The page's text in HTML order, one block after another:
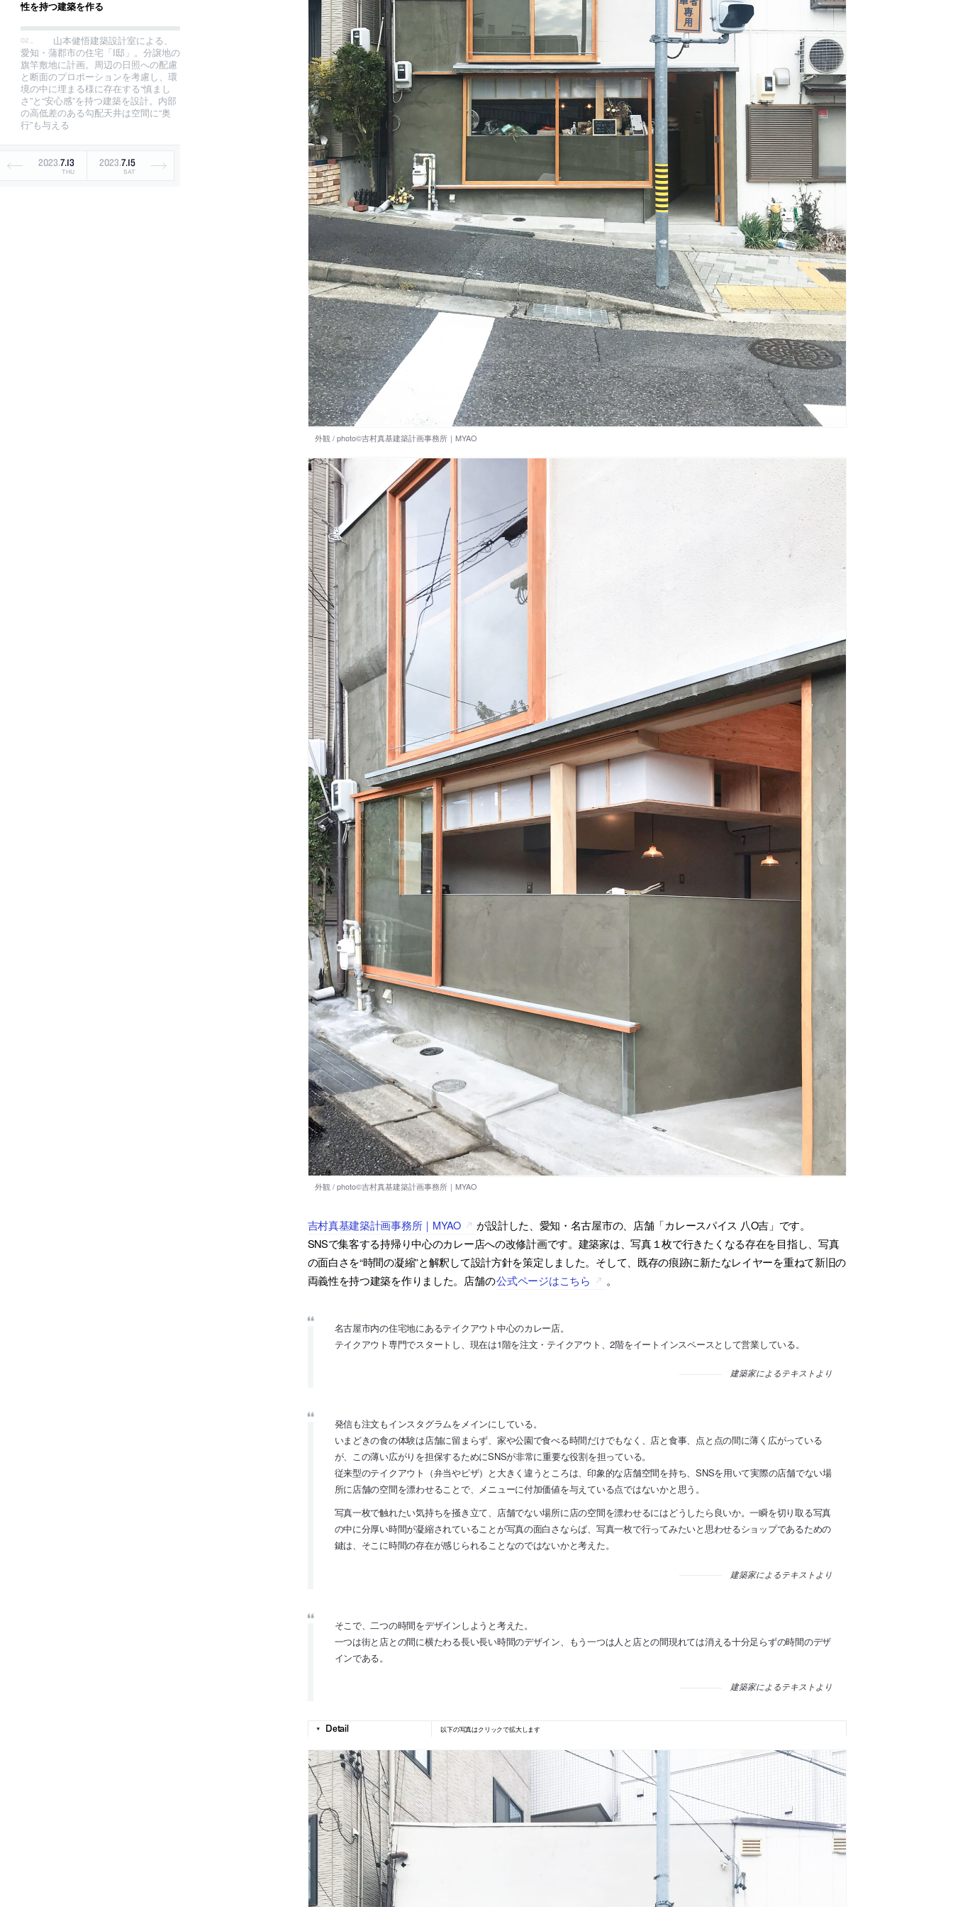
性を持つ建築を作る
山本健悟建築設計室による、
愛知・蒲郡市の住宅「I邸」。分譲地の
旗竿敷地に計画。周辺の日照への配慮
と断面のプロポーションを考慮し、環
境の中に埋まる様に存在する“慎まし
さ”と“安心感”を持つ建築を設計。内部
の高低差のある勾配天井は空間に“奥
行”も与える
2023.7.13
THU
2023.7.15
SAT
吉村真基建築計画事務所｜MYAO
が設計した、愛知・名古屋市の、店舗「カレースパイス 八O吉」です。
SNSで集客する持帰り中心のカレー店への改修計画です。建築家は、写真１枚で行きたくなる存在を目指し、写真
の面白さを“時間の凝縮”と解釈して設計方針を策定しました。そして、既存の痕跡に新たなレイヤーを重ねて新旧の
両義性を持つ建築を作りました。店舗の公式ページはこちら 。
名古屋市内の住宅地にあるテイクアウト中心のカレー店。
テイクアウト専門でスタートし、現在は1階を注文・テイクアウト、2階をイートインスペースとして営業している。
建築家によるテキストより
発信も注文もインスタグラムをメインにしている。
いまどきの食の体験は店舗に留まらず、家や公園で食べる時間だけでもなく、店と食事、点と点の間に薄く広がっている
が、この薄い広がりを担保するためにSNSが非常に重要な役割を担っている。
従来型のテイクアウト（弁当やピザ）と大きく違うところは、印象的な店舗空間を持ち、SNSを用いて実際の店舗でない場
所に店舗の空間を漂わせることで、メニューに付加価値を与えている点ではないかと思う。
写真一枚で触れたい気持ちを掻き立て、店舗でない場所に店の空間を漂わせるにはどうしたら良いか。一瞬を切り取る写真
の中に分厚い時間が凝縮されていることが写真の面白さならば、写真一枚で行ってみたいと思わせるショップであるための
鍵は、そこに時間の存在が感じられることなのではないかと考えた。
建築家によるテキストより
そこで、二つの時間をデザインしようと考えた。
一つは街と店との間に横たわる長い長い時間のデザイン、もう一つは人と店との間現れては消える十分足らずの時間のデザ
インである。
建築家によるテキストより
以下の写真はクリックで拡大します